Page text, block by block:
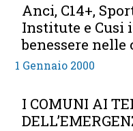
Anci, C14+,
Institute e Cusi
benessere nelle
1 Gennaio 2000
I COMUNI AI